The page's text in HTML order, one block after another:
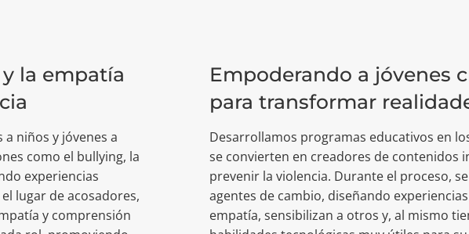
la empatía
niños y jóvenes a
como el bullying, la
experiencias
lugar de acosadores,
y comprensión
Empoderando a jóvenes
para transformar
Desarrollamos programas educativos en
se convierten en creadores de contenidos
prevenir la violencia. Durante el proceso,
agentes de cambio, diseñando
empatía, sensibilizan a otros y, al mismo